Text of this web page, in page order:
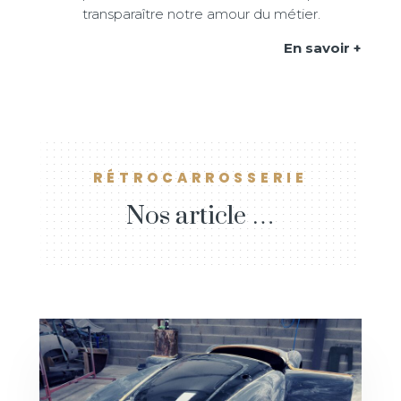
transparaître notre amour du métier.
En savoir +
RÉTROCARROSSERIE
Nos article …